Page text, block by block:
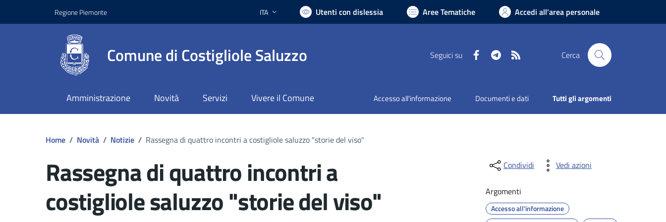
Regione Piemonte Lingua attiva:
ITA Utenti con dislessia Aree Tematiche Accedi all'area personale
Comune di Costigliole Saluzzo Seguici su FacebookTelegram Cerca
Amministrazione Novità Servizi Vivere il Comune Accesso all'informazione Documenti e dati Tutti gli argomenti
Home / Novità / Notizie / Rassegna di quattro incontri a costigliole saluzzo "storie del viso"
Rassegna di quattro incontri a
costigliole saluzzo "storie del viso"
Condividi Vedi azioni
Argomenti
Accesso all'informazione